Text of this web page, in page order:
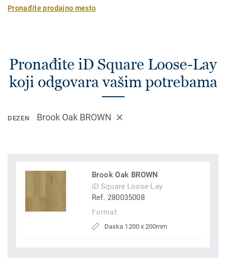
Pronađite prodajno mesto
Pronađite iD Square Loose-Lay
koji odgovara vašim potrebama
DEZEN Brook Oak BROWN
Brook Oak BROWN
iD Square Loose-Lay
Ref. 280035008
Format
Daska 1200 x 200mm